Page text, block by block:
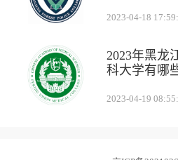
2023-04-18
2023年黑龙
科大学有哪
2023-04-19